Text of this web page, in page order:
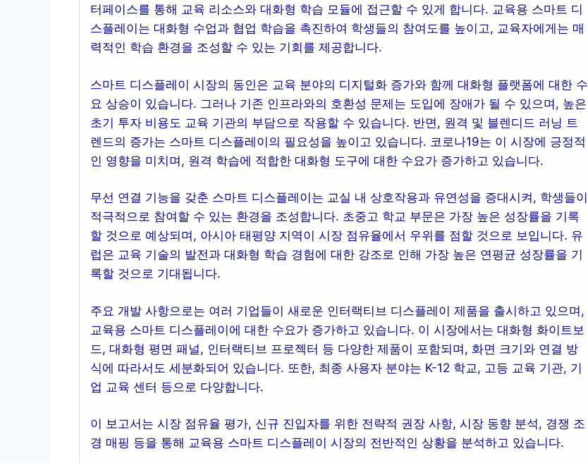
터페이스를 통해 교육 리소스와 대화형 학습 모듈에 접근할 수 있게 합니다. 교육용 스마트 디
스플레이는 대화형 수업과 협업 학습을 촉진하여 학생들의 참여도를 높이고, 교육자에게는 매
력적인 학습 환경을 조성할 수 있는 기회를 제공합니다.
스마트 디스플레이 시장의 동인은 교육 분야의 디지털화 증가와 함께 대화형 플랫폼에 대한 수
요 상승이 있습니다. 그러나 기존 인프라와의 호환성 문제는 도입에 장애가 될 수 있으며, 높은
초기 투자 비용도 교육 기관의 부담으로 작용할 수 있습니다. 반면, 원격 및 블렌디드 러닝 트
렌드의 증가는 스마트 디스플레이의 필요성을 높이고 있습니다. 코로나19는 이 시장에 긍정적
인 영향을 미치며, 원격 학습에 적합한 대화형 도구에 대한 수요가 증가하고 있습니다.
무선 연결 기능을 갖춘 스마트 디스플레이는 교실 내 상호작용과 유연성을 증대시켜, 학생들이
적극적으로 참여할 수 있는 환경을 조성합니다. 초중고 학교 부문은 가장 높은 성장률을 기록
할 것으로 예상되며, 아시아 태평양 지역이 시장 점유율에서 우위를 점할 것으로 보입니다. 유
럽은 교육 기술의 발전과 대화형 학습 경험에 대한 강조로 인해 가장 높은 연평균 성장률을 기
록할 것으로 기대됩니다.
주요 개발 사항으로는 여러 기업들이 새로운 인터랙티브 디스플레이 제품을 출시하고 있으며,
교육용 스마트 디스플레이에 대한 수요가 증가하고 있습니다. 이 시장에서는 대화형 화이트보
드, 대화형 평면 패널, 인터랙티브 프로젝터 등 다양한 제품이 포함되며, 화면 크기와 연결 방
식에 따라서도 세분화되어 있습니다. 또한, 최종 사용자 분야는 K-12 학교, 고등 교육 기관, 기
업 교육 센터 등으로 다양합니다.
이 보고서는 시장 점유율 평가, 신규 진입자를 위한 전략적 권장 사항, 시장 동향 분석, 경쟁 조
경 매핑 등을 통해 교육용 스마트 디스플레이 시장의 전반적인 상황을 분석하고 있습니다.